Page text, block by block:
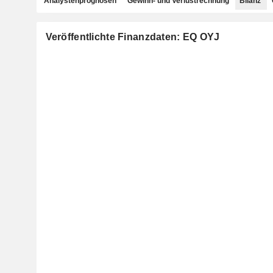
Veröffentlichte Finanzdaten: EQ OYJ